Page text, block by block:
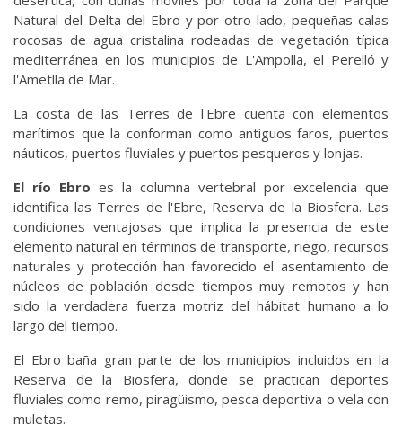
Natural del Delta del Ebro y por otro lado, pequeñas calas
rocosas de agua cristalina rodeadas de vegetación típica
mediterránea en los municipios de L'Ampolla, el Perelló y
l'Ametlla de Mar.
La costa de las Terres de l'Ebre cuenta con elementos
marítimos que la conforman como antiguos faros, puertos
náuticos, puertos fluviales y puertos pesqueros y lonjas.
El río Ebro es la columna vertebral por excelencia que
identifica las Terres de l'Ebre, Reserva de la Biosfera. Las
condiciones ventajosas que implica la presencia de este
elemento natural en términos de transporte, riego, recursos
naturales y protección han favorecido el asentamiento de
núcleos de población desde tiempos muy remotos y han
sido la verdadera fuerza motriz del hábitat humano a lo
largo del tiempo.
El Ebro baña gran parte de los municipios incluidos en la
Reserva de la Biosfera, donde se practican deportes
fluviales como remo, piragüismo, pesca deportiva o vela con
muletas.